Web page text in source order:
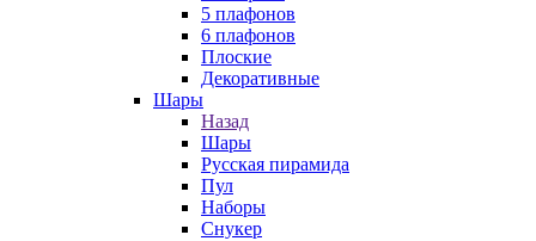
5 плафонов
6 плафонов
Плоские
Декоративные
Шары
Назад
Шары
Русская пирамида
Пул
Наборы
Снукер